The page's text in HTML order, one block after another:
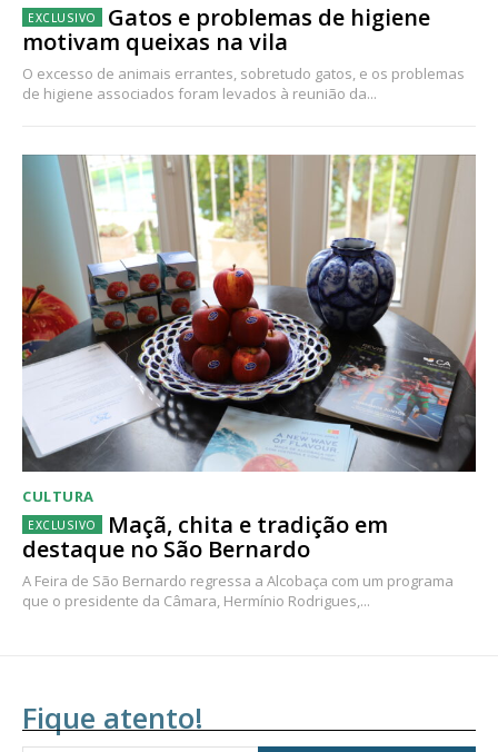
Gatos e problemas de higiene
motivam queixas na vila
O excesso de animais errantes, sobretudo gatos, e os problemas
de higiene associados foram levados à reunião da...
CULTURA
Maçã, chita e tradição em
destaque no São Bernardo
A Feira de São Bernardo regressa a Alcobaça com um programa
que o presidente da Câmara, Hermínio Rodrigues,...
Fique atento!